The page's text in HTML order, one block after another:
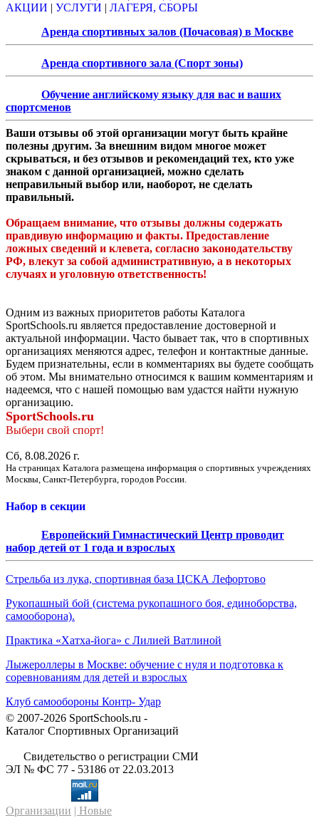
АКЦИИ | УСЛУГИ | ЛАГЕРЯ, СБОРЫ
Аренда спортивных залов (Почасовая) в Москве
Аренда спортивного зала (Спорт зоны)
Обучение английскому языку для вас и ваших
спортсменов
Ваши отзывы об этой организации могут быть крайне
полезны другим. За внешним видом многое может
скрываться, и без отзывов и рекомендаций тех, кто уже
знаком с данной организацией, можно сделать
неправильный выбор или, наоборот, не сделать
правильный.
Обращаем внимание, что отзывы должны содержать
правдивую информацию и факты. Предоставление
ложных сведений и клевета, согласно законодательству
РФ, влекут за собой административную, а в некоторых
случаях и уголовную ответственность!
Одним из важных приоритетов работы Каталога
SportSchools.ru является предоставление достоверной и
актуальной информации. Часто бывает так, что в спортивных
организациях меняются адрес, телефон и контактные данные.
Будем признательны, если в комментариях вы будете сообщать
об этом. Мы внимательно относимся к вашим комментариям и
надеемся, что с нашей помощью вам удастся найти нужную
организацию.
SportSchools.ru
Выбери свой спорт!
Сб, 8.08.2026 г.
На страницах Каталога размещена информация о спортивных учреждениях
Москвы, Санкт-Петербурга, городов России.
Набор в секции
Европейский Гимнастический Центр проводит
набор детей от 1 года и взрослых
Стрельба из лука, спортивная база ЦСКА Лефортово
Рукопашный бой (система рукопашного боя, единоборства,
самооборона).
Практика «Хатха-йога» с Лилией Ватлиной
Лыжероллеры в Москве: обучение с нуля и подготовка к
соревнованиям для детей и взрослых
Клуб самообороны Контр- Удар
© 2007-2026 SportSchools.ru -
Каталог Спортивных Организаций
Свидетельство о регистрации СМИ
ЭЛ № ФС 77 - 53186 от 22.03.2013
Организации | Новые